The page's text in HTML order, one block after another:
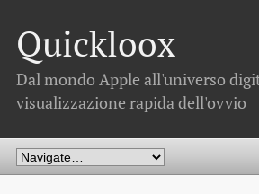
Quickloox
Dal mondo Apple all'universo
visualizzazione rapida dell'ovvio